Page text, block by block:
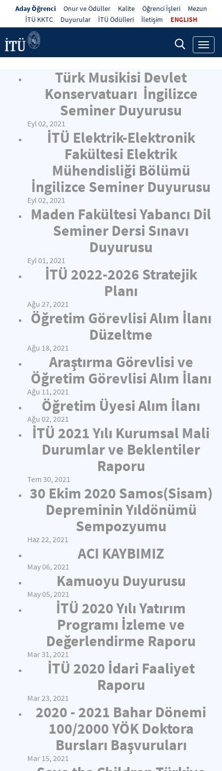
Aday Öğrenci Onur ve Ödüller Kalite Öğrenci İşleri
Mezun
İTÜ KKTC
Duyurular İTÜ Ödülleri İletişim ENGLISH
Türk Musikisi Devlet
Konservatuarı İngilizce
Seminer Duyurusu
Eyl 02, 2021
İTÜ Elektrik-Elektronik
Fakültesi Elektrik
Mühendisliği Bölümü
İngilizce Seminer Duyurusu
Eyl 02, 2021
Maden Fakültesi Yabancı Dil
Seminer Dersi Sınavı
Duyurusu
Eyl 01, 2021
İTÜ 2022-2026 Stratejik
Planı
Ağu 27, 2021
Öğretim Görevlisi Alım İlanı
Düzeltme
Ağu 18, 2021
Araştırma Görevlisi ve
Öğretim Görevlisi Alım İlanı
Ağu 11, 2021
Öğretim Üyesi Alım İlanı
Ağu 02, 2021
İTÜ 2021 Yılı Kurumsal Mali
Durumlar ve Beklentiler
Raporu
Tem 30, 2021
30 Ekim 2020 Samos(Sisam)
Depreminin Yıldönümü
Sempozyumu
Haz 22, 2021
ACI KAYBIMIZ
May 06, 2021
Kamuoyu Duyurusu
May 05, 2021
İTÜ 2020 Yılı Yatırım
Programı İzleme ve
Değerlendirme Raporu
Mar 31, 2021
İTÜ 2020 İdari Faaliyet
Raporu
Mar 23, 2021
2020 - 2021 Bahar Dönemi
100/2000 YÖK Doktora
Bursları Başvuruları
Mar 15, 2021